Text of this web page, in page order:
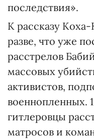
последствия».
К рассказу
разве, что уже
расстрелов
массовых
активистов,
военнопленных.
гитлеровцы
матросов и